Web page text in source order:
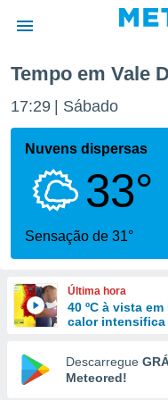
da
foi
fornecidas
a este
das
e
forma
digital
Tempo em Vale
17:29 Sábado
Nuvens dispersas
33°
Sensação de 31°
Última hora
40 ºC à vista
calor intensifica
Descarregue
Meteored!